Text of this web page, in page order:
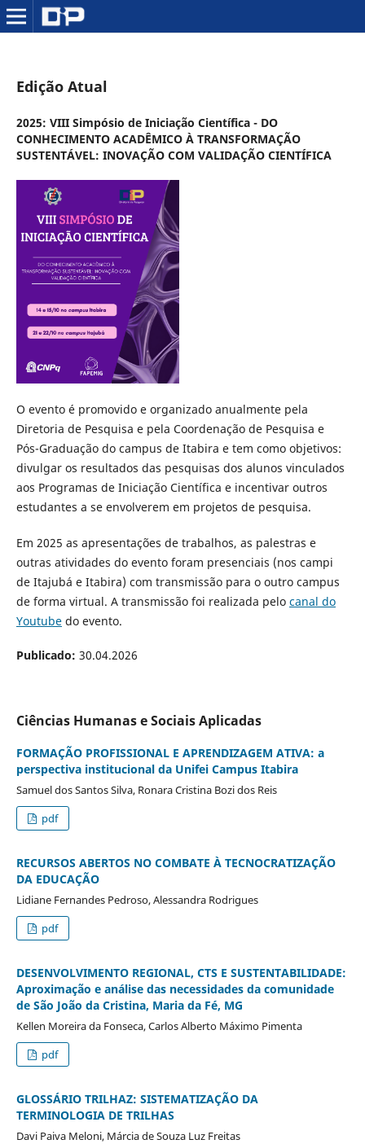
Edição Atual
2025: VIII Simpósio de Iniciação Científica - DO
CONHECIMENTO ACADÊMICO À TRANSFORMAÇÃO
SUSTENTÁVEL: INOVAÇÃO COM VALIDAÇÃO CIENTÍFICA
O evento é promovido e organizado anualmente pela
Diretoria de Pesquisa e pela Coordenação de Pesquisa e
Pós-Graduação do campus de Itabira e tem como objetivos:
divulgar os resultados das pesquisas dos alunos vinculados
aos Programas de Iniciação Científica e incentivar outros
estudantes a se envolverem em projetos de pesquisa.
Em 2025 as apresentações de trabalhos, as palestras e
outras atividades do evento foram presenciais (nos campi
de Itajubá e Itabira) com transmissão para o outro campus
de forma virtual. A transmissão foi realizada pelo canal do
Youtubedo evento.
Publicado: 30.04.2026
Ciências Humanas e Sociais Aplicadas
FORMAÇÃO PROFISSIONAL E APRENDIZAGEM ATIVA: a
perspectiva institucional da Unifei Campus Itabira
Samuel dos Santos Silva, Ronara Cristina Bozi dos Reis
pdf
RECURSOS ABERTOS NO COMBATE À TECNOCRATIZAÇÃO
DA EDUCAÇÃO
Lidiane Fernandes Pedroso, Alessandra Rodrigues
pdf
DESENVOLVIMENTO REGIONAL, CTS E SUSTENTABILIDADE:
Aproximação e análise das necessidades da comunidade
de São João da Cristina, Maria da Fé, MG
Kellen Moreira da Fonseca, Carlos Alberto Máximo Pimenta
pdf
GLOSSÁRIO TRILHAZ: SISTEMATIZAÇÃO DA
TERMINOLOGIA DE TRILHAS
Davi Paiva Meloni, Márcia de Souza Luz Freitas